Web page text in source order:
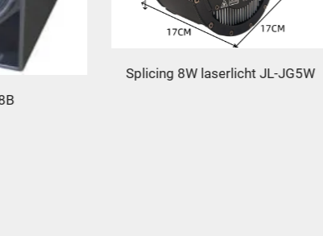
Splicing 8W laserlicht JL-JG5W